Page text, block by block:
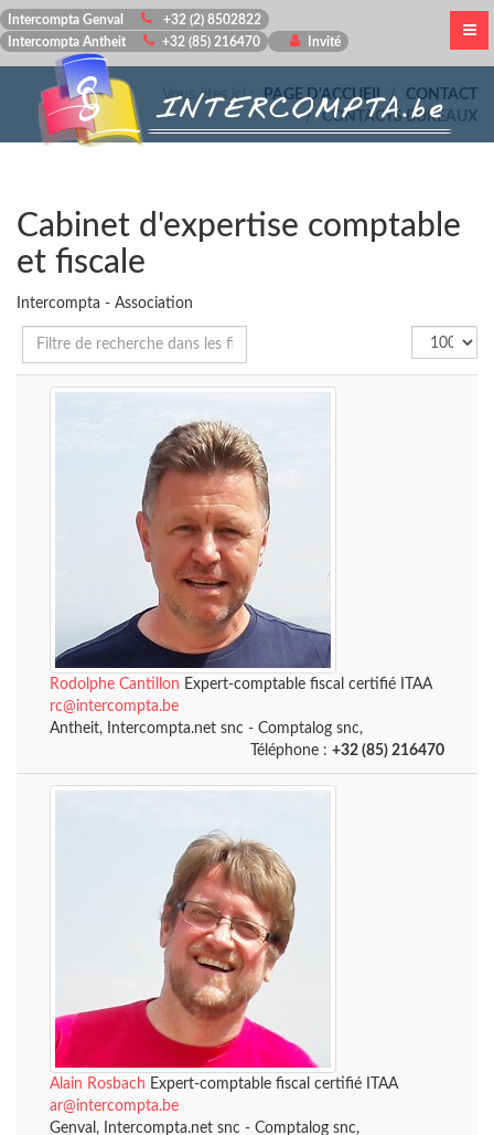
Intercompta Genval
+32 (2) 8502822
Intercompta Antheit
+32 (85) 216470 Invité
Vous êtes ici :PAGE D'ACCUEIL
CONTACT
CONTACTS BUREAUX
Cabinet d'expertise comptable
et fiscale
Intercompta - Association
Dépublié
Champ
de
Affichage
#
Rodolphe Cantillon Expert-comptable fiscal certifié ITAA
rc@intercompta.be
Antheit, Intercompta.net snc - Comptalog snc,
Téléphone : +32 (85) 216470
Alain Rosbach Expert-comptable fiscal certifié ITAA
ar@intercompta.be
Genval, Intercompta.net snc - Comptalog snc,